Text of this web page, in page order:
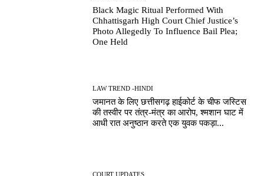
Black Magic Ritual Performed With
Chhattisgarh High Court Chief Justice’s
Photo Allegedly To Influence Bail Plea;
One Held
LAW TREND -HINDI
जमानत के लिए छत्तीसगढ़ हाईकोर्ट के चीफ जस्टिस
की तस्वीर पर तंत्र-मंत्र का आरोप, श्मशान घाट में
आधी रात अनुष्ठान करते एक युवक पकड़ा...
COURT UPDATES